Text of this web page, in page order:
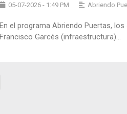
05-07-2026 - 1:49 PM Abriendo
En el programa Abriendo Puertas, los
Francisco Garcés (infraestructura)...